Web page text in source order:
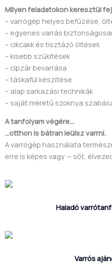
Milyen feladatokon keresztül
– varrógép helyes befűzése,
– egyenes varrás
– cikcakk és tisztázó öltések
– kisebb szűkítések
– cipzár bevarrása
– táskafül készítése
– alap sarkazási technikák
– saját méretű szoknya
A tanfolyam végére…
…otthon is bátran leülsz varrni.
A varrógép használata
erre is képes vagy — sőt,
Haladó
Varrós